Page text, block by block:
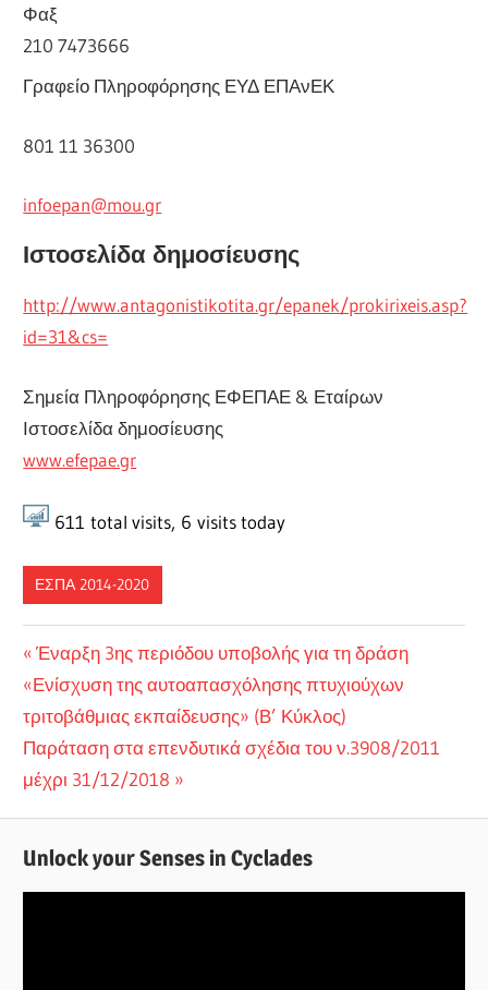
Φαξ
210 7473666
Γραφείο Πληροφόρησης ΕΥΔ ΕΠΑνΕΚ
801 11 36300
infoepan@mou.gr
Ιστοσελίδα δημοσίευσης
http://www.antagonistikotita.gr/epanek/prokirixeis.asp?
id=31&cs=
Σημεία Πληροφόρησης ΕΦΕΠΑΕ & Εταίρων
Ιστοσελίδα δημοσίευσης
www.efepae.gr
611 total visits, 6 visits today
ΕΣΠΑ 2014-2020
Πλοήγηση
άρθρων
Previous
Post:
Έναρξη 3ης περιόδου υποβολής για τη δράση
«Ενίσχυση της αυτοαπασχόλησης πτυχιούχων
τριτοβάθμιας εκπαίδευσης» (Β’ Κύκλος)
Next
Post:
Παράταση στα επενδυτικά σχέδια του ν.3908/2011
μέχρι 31/12/2018
Unlock your Senses in Cyclades